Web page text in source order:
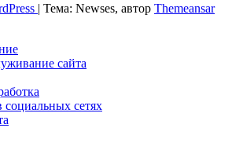
| Тема: Newses, автор Themeansar
сайта
сетях